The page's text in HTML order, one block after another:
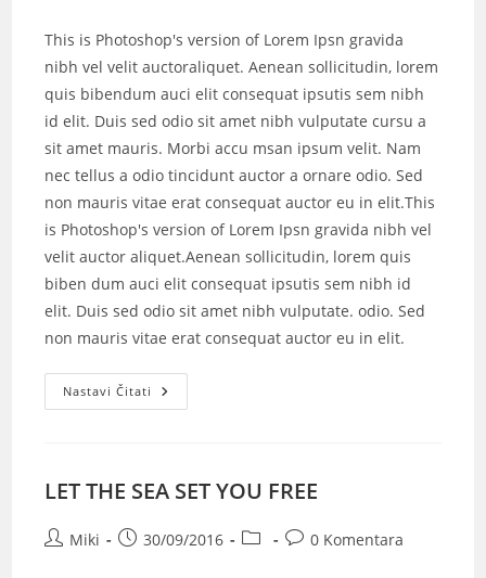
This is Photoshop's version of Lorem Ipsn gravida
nibh vel velit auctoraliquet. Aenean sollicitudin, lorem
quis bibendum auci elit consequat ipsutis sem nibh
id elit. Duis sed odio sit amet nibh vulputate cursu a
sit amet mauris. Morbi accu msan ipsum velit. Nam
nec tellus a odio tincidunt auctor a ornare odio. Sed
non mauris vitae erat consequat auctor eu in elit.This
is Photoshop's version of Lorem Ipsn gravida nibh vel
velit auctor aliquet.Aenean sollicitudin, lorem quis
biben dum auci elit consequat ipsutis sem nibh id
elit. Duis sed odio sit amet nibh vulputate. odio. Sed
non mauris vitae erat consequat auctor eu in elit.
Nastavi Čitati
LET THE SEA SET YOU FREE
Miki 30/09/2016 0 Komentara